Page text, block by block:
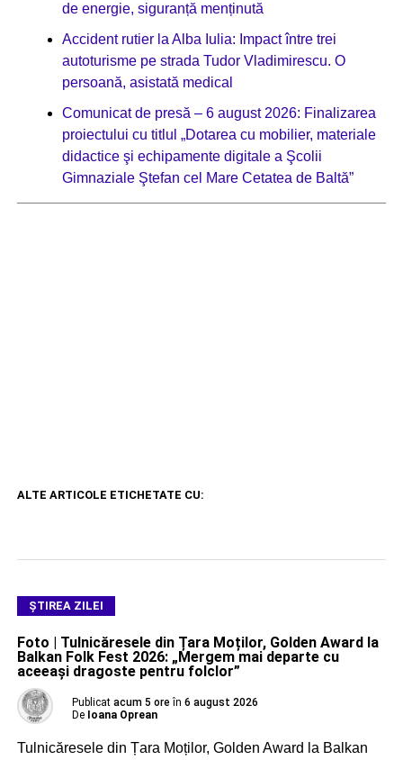
de energie, siguranță menținută
Accident rutier la Alba Iulia: Impact între trei
autoturisme pe strada Tudor Vladimirescu. O
persoană, asistată medical
Comunicat de presă – 6 august 2026: Finalizarea
proiectului cu titlul „Dotarea cu mobilier, materiale
didactice şi echipamente digitale a Şcolii
Gimnaziale Ştefan cel Mare Cetatea de Baltă”
ALTE ARTICOLE ETICHETATE CU:
ŞTIREA ZILEI
Foto | Tulnicăresele din Țara Moților, Golden Award la
Balkan Folk Fest 2026: „Mergem mai departe cu
aceeași dragoste pentru folclor”
Publicat acum 5 ore în 6 august 2026
De Ioana Oprean
Tulnicăresele din Țara Moților, Golden Award la Balkan